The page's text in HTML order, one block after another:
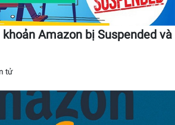
Amazon bị Suspended và
tử